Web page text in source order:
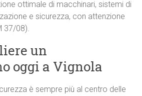
ottimale di macchinari, sistemi di
e sicurezza, con attenzione
37/08).
un
oggi a Vignola
è sempre più al centro delle